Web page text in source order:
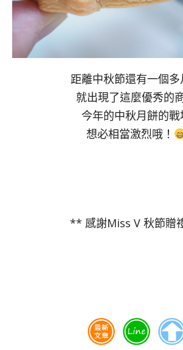
距離中秋節還有一個多
就出現了這麼優秀的
今年的中秋月餅的戰
想必相當激烈哦！
** 感謝Miss V 秋節贈